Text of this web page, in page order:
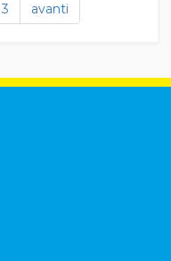
3 avanti